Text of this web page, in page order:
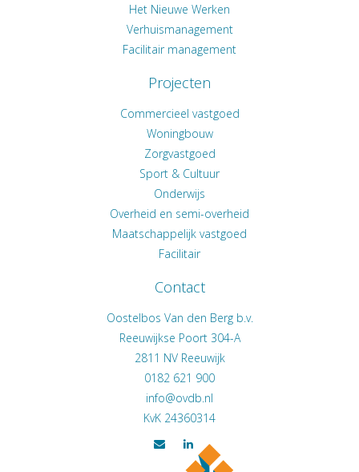
Het Nieuwe Werken
Verhuismanagement
Facilitair management
Projecten
Commercieel vastgoed
Woningbouw
Zorgvastgoed
Sport & Cultuur
Onderwijs
Overheid en semi-overheid
Maatschappelijk vastgoed
Facilitair
Contact
Oostelbos Van den Berg b.v.
Reeuwijkse Poort 304-A
2811 NV Reeuwijk
0182 621 900
KvK 24360314